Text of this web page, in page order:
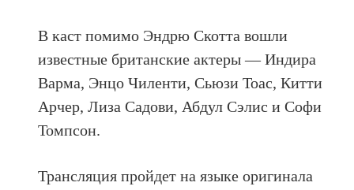
В каст помимо Эндрю Скотта вошли
известные британские актеры — Индира
Варма, Энцо Чиленти, Сьюзи Тоас, Китти
Арчер, Лиза Садови, Абдул Сэлис и Софи
Томпсон.
Трансляция пройдет на языке оригинала